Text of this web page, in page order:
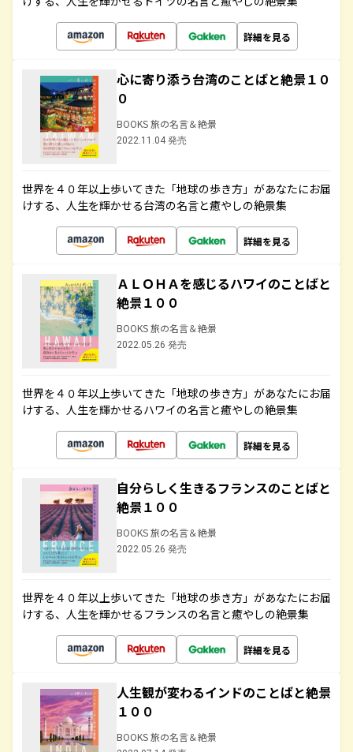
詳細を見る
心に寄り添う台湾のことばと絶景１０
０
BOOKS 旅の名言＆絶景
2022.11.04 発売
世界を４０年以上歩いてきた「地球の歩き方」があなたにお届
けする、人生を輝かせる台湾の名言と癒やしの絶景集
詳細を見る
ＡＬＯＨＡを感じるハワイのことばと
絶景１００
BOOKS 旅の名言＆絶景
2022.05.26 発売
世界を４０年以上歩いてきた「地球の歩き方」があなたにお届
けする、人生を輝かせるハワイの名言と癒やしの絶景集
詳細を見る
自分らしく生きるフランスのことばと
絶景１００
BOOKS 旅の名言＆絶景
2022.05.26 発売
世界を４０年以上歩いてきた「地球の歩き方」があなたにお届
けする、人生を輝かせるフランスの名言と癒やしの絶景集
詳細を見る
人生観が変わるインドのことばと絶景
１００
BOOKS 旅の名言＆絶景